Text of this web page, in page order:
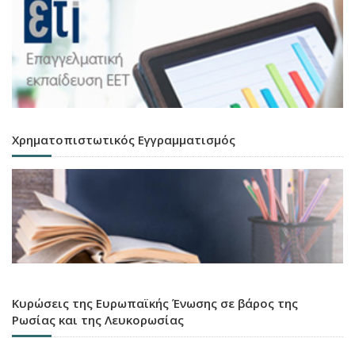
Χρηματοπιστωτικός Εγγραμματισμός
Κυρώσεις της Ευρωπαϊκής Ένωσης σε βάρος της
Ρωσίας και της Λευκορωσίας